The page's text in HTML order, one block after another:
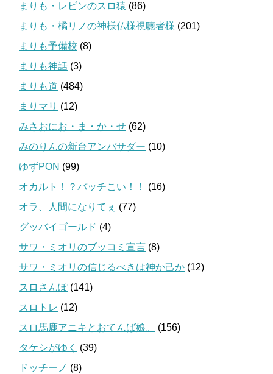
まりも・レビンのスロ猿 (86)
まりも・橘リノの神様仏様視聴者様 (201)
まりも予備校 (8)
まりも神話 (3)
まりも道 (484)
まりマリ (12)
みさおにお・ま・か・せ (62)
みのりんの新台アンバサダー (10)
ゆずPON (99)
オカルト！？バッチこい！！
(16)
オラ、人間になりてぇ (77)
グッバイゴールド (4)
サワ・ミオリのブッコミ宣言 (8)
サワ・ミオリの信じるべきは神か己か (12)
スロさんぽ(141)
スロトレ (12)
スロ馬鹿アニキとおてんば娘。
(156)
タケシがゆく
(39)
ドッチーノ (8)